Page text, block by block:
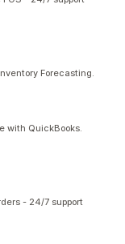
Forecasting.
with QuickBooks.
- 24/7 support